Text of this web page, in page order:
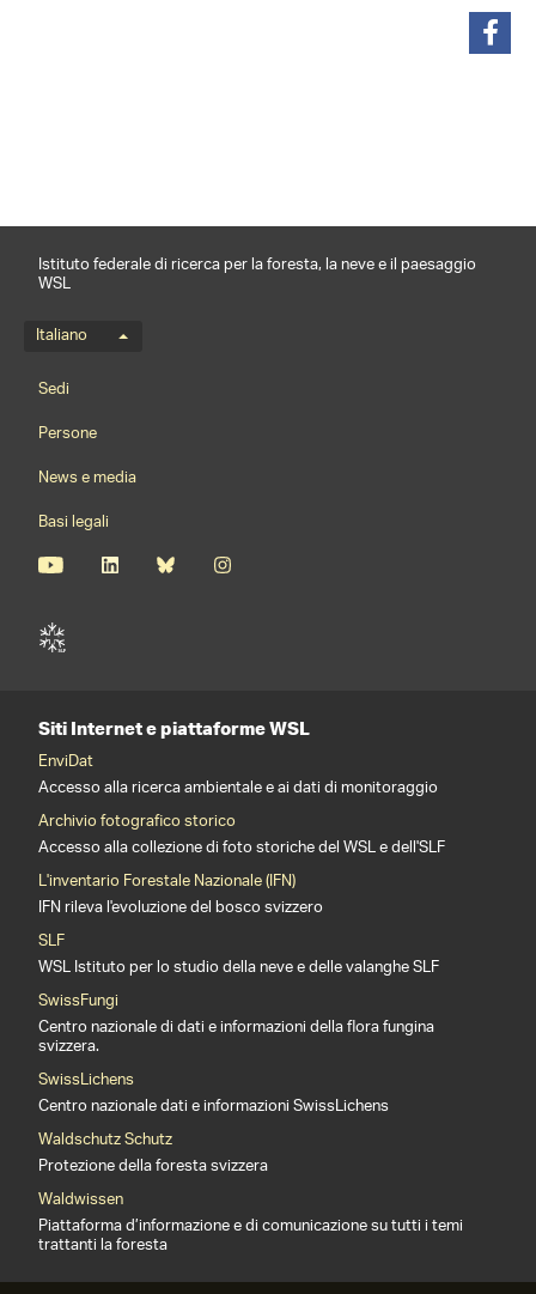
Istituto federale di ricerca per la foresta, la neve e il paesaggio
WSL
Menu della lingua
Italiano
Footernavigation
Sedi
Persone
News e media
Basi legali
Siti Internet e piattaforme WSL
EnviDat
Accesso alla ricerca ambientale e ai dati di monitoraggio
Archivio fotografico storico
Accesso alla collezione di foto storiche del WSL e dell'SLF
L'inventario Forestale Nazionale (IFN)
IFN rileva l'evoluzione del bosco svizzero
SLF
WSL Istituto per lo studio della neve e delle valanghe SLF
SwissFungi
Centro nazionale di dati e informazioni della flora fungina
svizzera.
SwissLichens
Centro nazionale dati e informazioni SwissLichens
Waldschutz Schutz
Protezione della foresta svizzera
Waldwissen
Piattaforma d’informazione e di comunicazione su tutti i temi
trattanti la foresta